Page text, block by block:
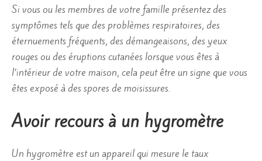
Si vous ou les membres de votre famille présentez des
symptômes tels que des problèmes respiratoires, des
éternuements fréquents, des démangeaisons, des yeux
rouges ou des éruptions cutanées lorsque vous êtes à
l’intérieur de votre maison, cela peut être un signe que vous
êtes exposé à des spores de moisissures.
Avoir recours à un hygromètre
Un hygromètre est un appareil qui mesure le taux